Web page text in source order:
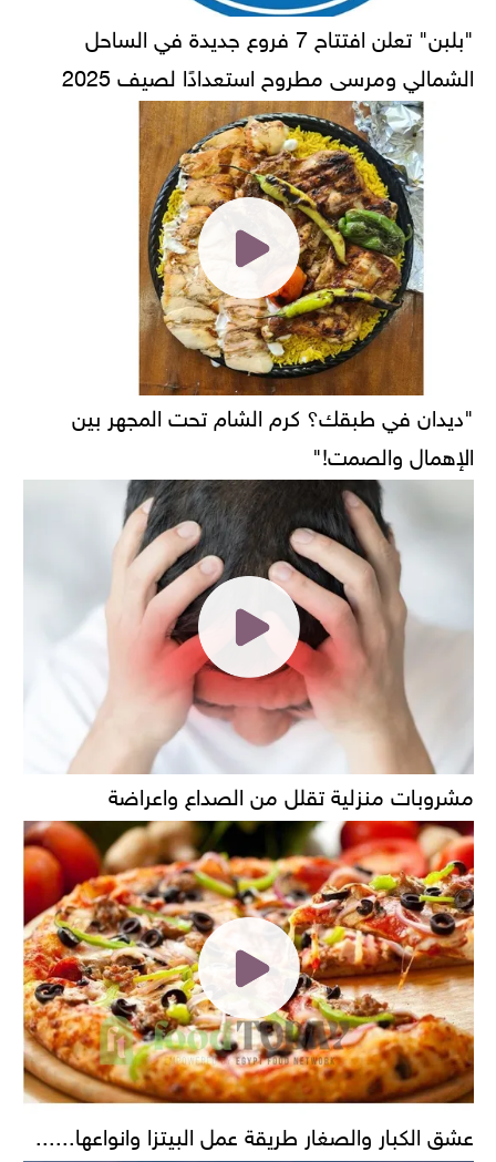
"بلبن" تعلن افتتاح 7 فروع جديدة في الساحل
الشمالي ومرسى مطروح استعدادًا لصيف 2025
"ديدان في طبقك؟ كرم الشام تحت المجهر بين
الإهمال والصمت!"
مشروبات منزلية تقلل من الصداع واعراضة
عشق الكبار والصغار طريقة عمل البيتزا وانواعها......